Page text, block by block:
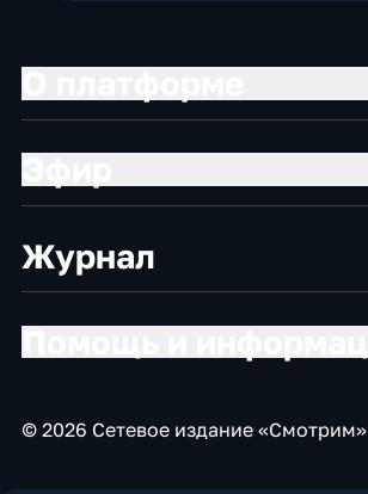
Журнал
© 2026 Сетевое издание «Смотрим»